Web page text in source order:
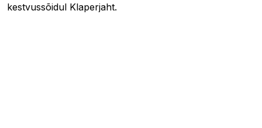
kestvussõidul Klaperjaht.